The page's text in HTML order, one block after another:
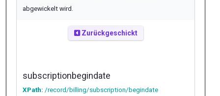
abgewickelt wird.
Zurückgeschickt
subscriptionbegindate
XPath: /record/billing/subscription/begindate